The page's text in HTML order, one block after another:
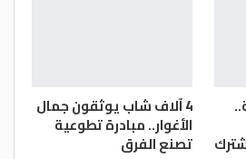
4 آلاف شاب يوثقون جمال
الأغوار.. مبادرة تطوعية
تصنع الفرق